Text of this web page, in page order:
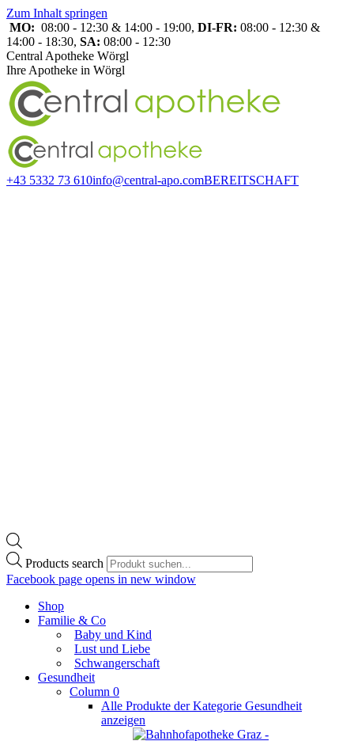
Zum Inhalt springen
MO: 08:00 - 12:30 & 14:00 - 19:00, DI-FR: 08:00 - 12:30 &
14:00 - 18:30, SA: 08:00 - 12:30
Central Apotheke Wörgl
Ihre Apotheke in Wörgl
+43 5332 73 610info@central-apo.comBEREITSCHAFT
Products search
Facebook page opens in new window
Shop
Familie & Co
Baby und Kind
Lust und Liebe
Schwangerschaft
Gesundheit
Column 0
Alle Produkte der Kategorie Gesundheit
anzeigen